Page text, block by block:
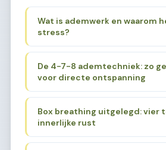
Wat is ademwerk en waarom
stress?
De 4-7-8 ademtechniek: zo
voor directe ontspanning
Box breathing uitgelegd: vier
innerlijke rust